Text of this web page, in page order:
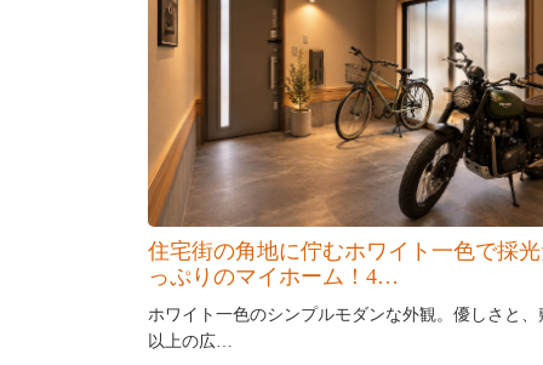
住宅街の角地に佇むホワイト一色で採
っぷりのマイホーム！4…
ホワイト一色のシンプルモダンな外観。優しさと、
以上の広…